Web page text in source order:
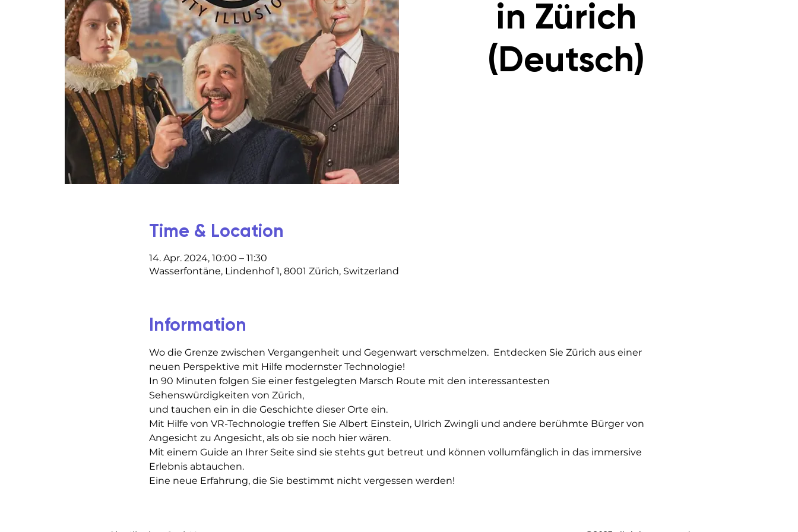
in Zürich
(Deutsch)
Time & Location
14. Apr. 2024, 10:00 – 11:30
Wasserfontäne, Lindenhof 1, 8001 Zürich, Switzerland
Information
Wo die Grenze zwischen Vergangenheit und Gegenwart verschmelzen.  Entdecken Sie Zürich aus einer
neuen Perspektive mit Hilfe modernster Technologie!
In 90 Minuten folgen Sie einer festgelegten Marsch Route mit den interessantesten
Sehenswürdigkeiten von Zürich,
und tauchen ein in die Geschichte dieser Orte ein.
Mit Hilfe von VR-Technologie treffen Sie Albert Einstein, Ulrich Zwingli und andere berühmte Bürger von
Angesicht zu Angesicht, als ob sie noch hier wären.
Mit einem Guide an Ihrer Seite sind sie stehts gut betreut und können vollumfänglich in das immersive
Erlebnis abtauchen.
Eine neue Erfahrung, die Sie bestimmt nicht vergessen werden!